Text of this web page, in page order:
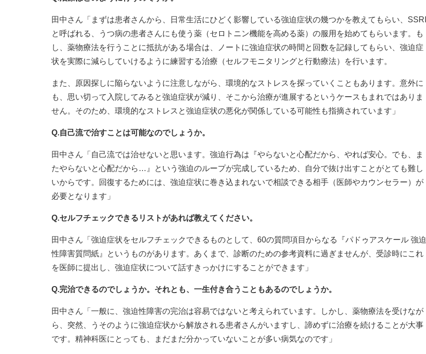
田中さん「まずは患者さんから、日常生活にひどく影響している強迫症状の幾つかを教えてもらい、SSRI
と呼ばれる、うつ病の患者さんにも使う薬（セロトニン機能を高める薬）の服用を始めてもらいます。も
し、薬物療法を行うことに抵抗がある場合は、ノートに強迫症状の時間と回数を記録してもらい、強迫症
状を実際に減らしていけるように練習する治療（セルフモニタリングと行動療法）を行います。
また、原因探しに陥らないように注意しながら、環境的なストレスを探っていくこともあります。意外に
も、思い切って入院してみると強迫症状が減り、そこから治療が進展するというケースもまれではありま
せん。そのため、環境的なストレスと強迫症状の悪化が関係している可能性も指摘されています」
Q.自己流で治すことは可能なのでしょうか。
田中さん「自己流では治せないと思います。強迫行為は『やらないと心配だから、やれば安心。でも、ま
たやらないと心配だから…』という強迫のループが完成しているため、自分で抜け出すことがとても難し
いからです。回復するためには、強迫症状に巻き込まれないで相談できる相手（医師やカウンセラー）が
必要となります」
Q.セルフチェックできるリストがあれば教えてください。
田中さん「強迫症状をセルフチェックできるものとして、60の質問項目からなる『パドゥアスケール 強迫
性障害質問紙』というものがあります。あくまで、診断のための参考資料に過ぎませんが、受診時にこれ
を医師に提出し、強迫症状について話すきっかけにすることができます」
Q.完治できるのでしょうか。それとも、一生付き合うこともあるのでしょうか。
田中さん「一般に、強迫性障害の完治は容易ではないと考えられています。しかし、薬物療法を受けなが
ら、突然、うそのように強迫症状から解放される患者さんがいますし、諦めずに治療を続けることが大事
です。精神科医にとっても、まだまだ分かっていないことが多い病気なのです」